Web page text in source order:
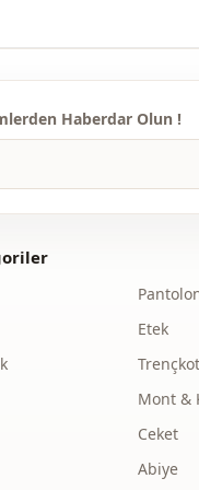
Haberdar Olun !
Etek
Mont &
Ceket
Abiye